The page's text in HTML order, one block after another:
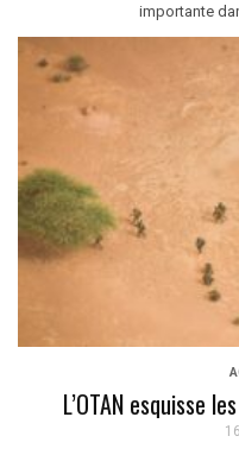
importante
L’OTAN esquisse